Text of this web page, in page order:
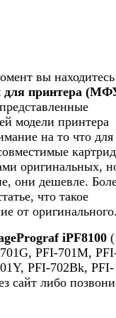
вы
для принтера
модели принтера
на то что для
оригинальных,
они дешевле.
что такое
от
iPF8100
PFI-701M,
PFI-702Bk, PFI-
сайт либо